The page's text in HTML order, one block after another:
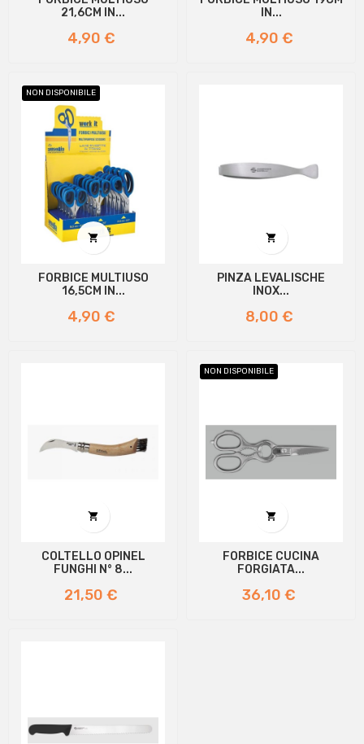
21,6CM IN...
Prezzo
4,90 €
IN...
Prezzo
4,90 €
NON DISPONIBILE

FORBICE MULTIUSO
16,5CM IN...
Prezzo
4,90 €

PINZA LEVALISCHE
INOX...
Prezzo
8,00 €

COLTELLO OPINEL
FUNGHI N° 8...
Prezzo
21,50 €
NON DISPONIBILE

FORBICE CUCINA
FORGIATA...
Prezzo
36,10 €